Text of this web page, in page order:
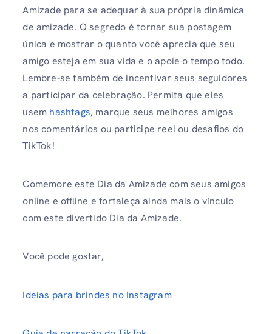
Amizade para se adequar à sua própria dinâmica
de amizade. O segredo é tornar sua postagem
única e mostrar o quanto você aprecia que seu
amigo esteja em sua vida e o apoie o tempo todo.
Lembre-se também de incentivar seus seguidores
a participar da celebração. Permita que eles
usem hashtags, marque seus melhores amigos
nos comentários ou participe reel ou desafios do
TikTok!
Comemore este Dia da Amizade com seus amigos
online e offline e fortaleça ainda mais o vínculo
com este divertido Dia da Amizade.
Você pode gostar,
Ideias para brindes no Instagram